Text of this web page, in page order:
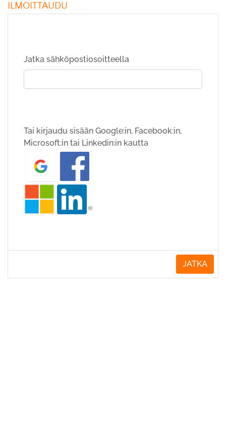
ILMOITTAUDU
Jatka sähköpostiosoitteella
Tai kirjaudu sisään Google:in, Facebook:in,
Microsoft:in tai Linkedin:in kautta
JATKA